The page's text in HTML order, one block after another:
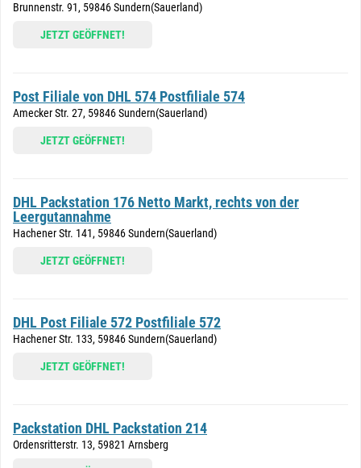
Brunnenstr. 91, 59846 Sundern(Sauerland)
JETZT GEÖFFNET!
Post Filiale von DHL 574 Postfiliale 574
Amecker Str. 27, 59846 Sundern(Sauerland)
JETZT GEÖFFNET!
DHL Packstation 176 Netto Markt, rechts von der
Leergutannahme
Hachener Str. 141, 59846 Sundern(Sauerland)
JETZT GEÖFFNET!
DHL Post Filiale 572 Postfiliale 572
Hachener Str. 133, 59846 Sundern(Sauerland)
JETZT GEÖFFNET!
Packstation DHL Packstation 214
Ordensritterstr. 13, 59821 Arnsberg